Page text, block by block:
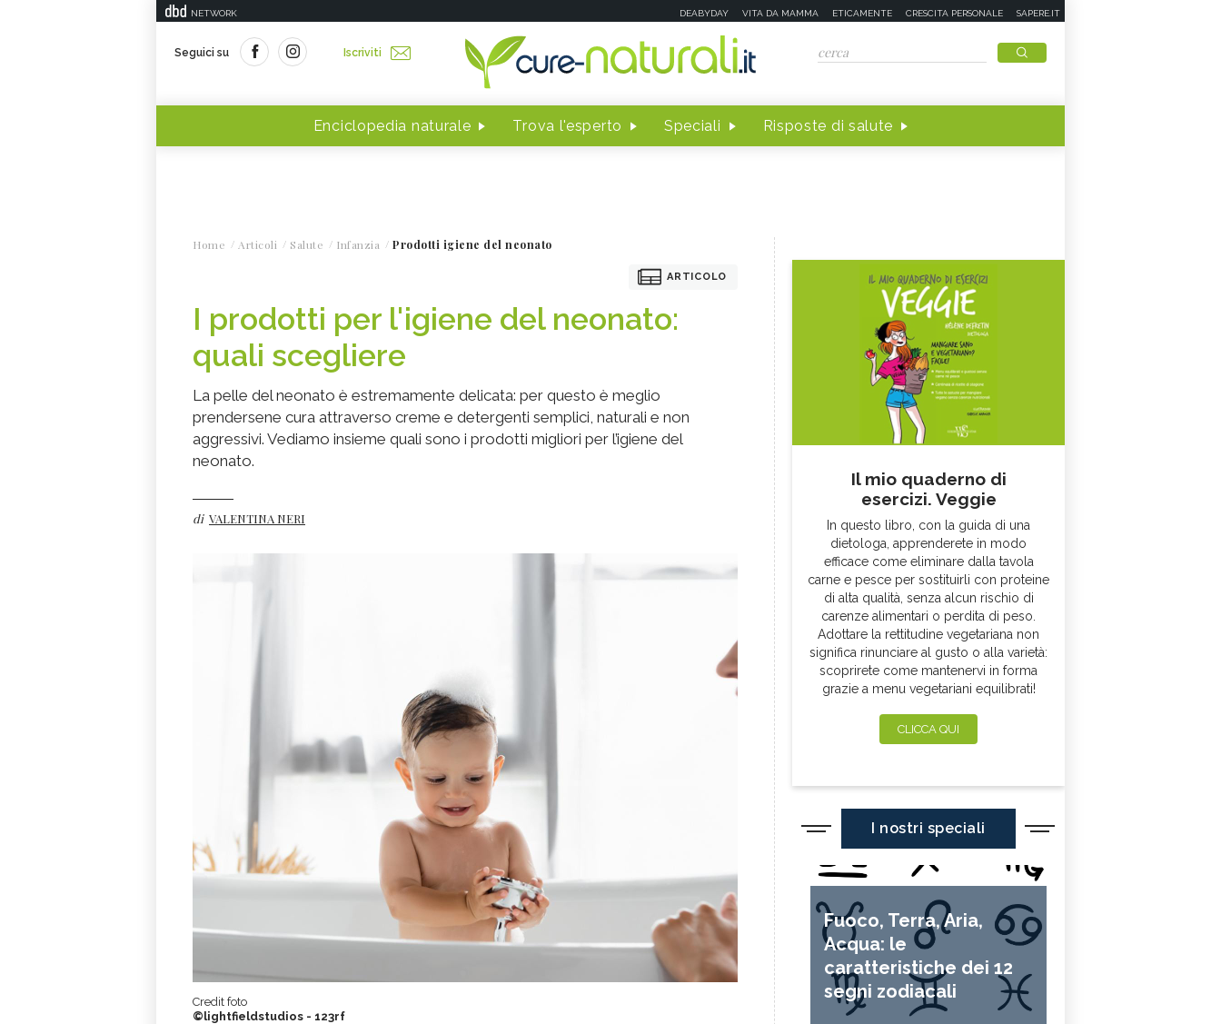
NETWORK DEABYDAY VITA DA MAMMA ETICAMENTE CRESCITA PERSONALE SAPERE.IT
Seguici su Iscriviti
Enciclopedia naturale Trova l'esperto Speciali Risposte di salute
Home Articoli Salute Infanzia Prodotti igiene del neonato
ARTICOLO
I prodotti per l'igiene del neonato:
quali scegliere
La pelle del neonato è estremamente delicata: per questo è meglio
prendersene cura attraverso creme e detergenti semplici, naturali e non
aggressivi. Vediamo insieme quali sono i prodotti migliori per l’igiene del
neonato.
di VALENTINA NERI
Credit foto
©lightfieldstudios - 123rf
Il mio quaderno di
esercizi. Veggie
In questo libro, con la guida di una
dietologa, apprenderete in modo
efficace come eliminare dalla tavola
carne e pesce per sostituirli con proteine
di alta qualità, senza alcun rischio di
carenze alimentari o perdita di peso.
Adottare la rettitudine vegetariana non
significa rinunciare al gusto o alla varietà:
scoprirete come mantenervi in forma
grazie a menu vegetariani equilibrati!
CLICCA QUI
I nostri speciali
Fuoco, Terra, Aria,
Acqua: le
caratteristiche dei 12
segni zodiacali